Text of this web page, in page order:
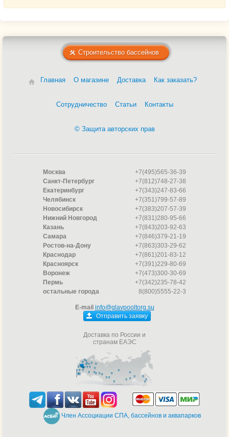
ПВХ пленка мозаика
Жидкий ПВХ для бассейна
Пленка Alkorplan
Пленка Flagpool
Пленка Haogenplast
Пленка для пруда
Каучуковая пленка для пруда
Строительство бассейнов
Главная О магазине Доставка Как заказать?
Сотрудничество Статьи Контакты
© Защита авторских прав
Москва
+7(495)565-36-39
Санкт-Петербург
+7(812)748-27-38
Екатеринбург
+7(343)247-83-66
Челябинск
+7(351)799-57-89
Новосибирск
+7(383)207-57-39
Нижний Новгород
+7(831)280-95-66
Казань
+7(843)203-92-63
Самара
+7(846)379-21-19
Ростов-на-Дону
+7(863)303-29-62
Краснодар
+7(861)201-83-12
Красноярск
+7(391)229-80-69
Воронеж
+7(473)300-30-69
Пермь
+7(342)235-78-42
остальные города
8(800)5555-22-3
E-mail info@glavpooltorg.su
Отправить заявку
Доставка по России и
странам ЕАЭС
Член Ассоциации СПА, бассейнов и аквапарков